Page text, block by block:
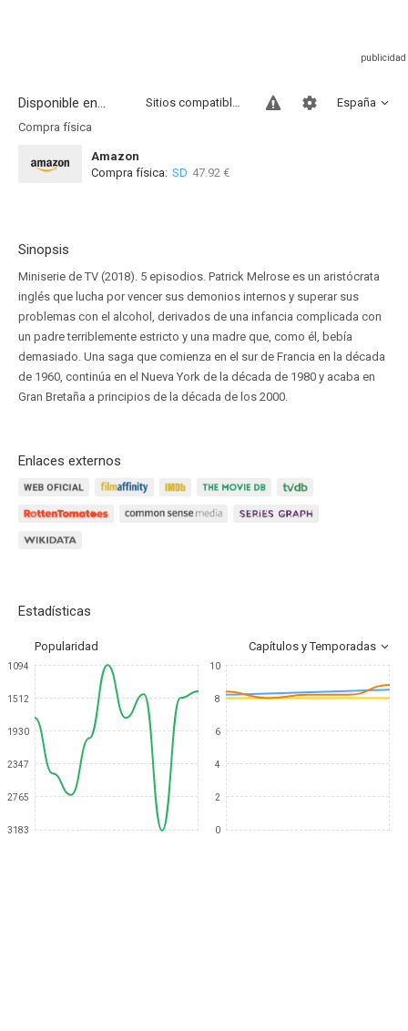
Disponible en... España
Sitios compatibles
Compra física
Amazon
Compra física: SD 47.92 €
Sinopsis
Miniserie de TV (2018). 5 episodios. Patrick Melrose es un aristócrata
inglés que lucha por vencer sus demonios internos y superar sus
problemas con el alcohol, derivados de una infancia complicada con
un padre terriblemente estricto y una madre que, como él, bebía
demasiado. Una saga que comienza en el sur de Francia en la década
de 1960, continúa en el Nueva York de la década de 1980 y acaba en
Gran Bretaña a principios de la década de los 2000.
Enlaces externos
Estadísticas
Popularidad Capítulos y Temporadas
1094
1512
1930
2347
2765
3183
10
8
6
4
2
0